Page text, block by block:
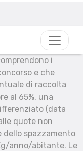
i
e che
di raccolta
al 65%, una
(data
quote non
spazzamento
anno/abitante. Le